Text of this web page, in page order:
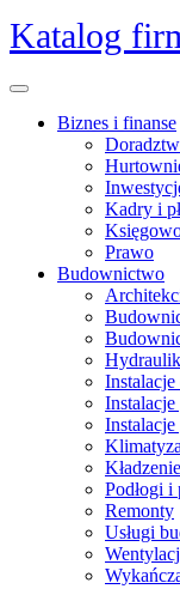
Skip
to
Katalog
Open
Biznes i finanse
Kadry i
Prawo
Budownictwo
Podłogi i
Remonty
Usługi